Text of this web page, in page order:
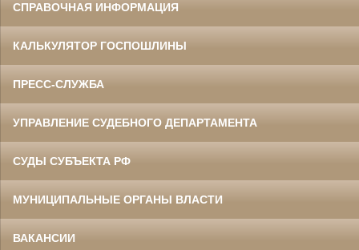
СПРАВОЧНАЯ ИНФОРМАЦИЯ
КАЛЬКУЛЯТОР ГОСПОШЛИНЫ
ПРЕСС-СЛУЖБА
УПРАВЛЕНИЕ СУДЕБНОГО ДЕПАРТАМЕНТА
СУДЫ СУБЪЕКТА РФ
МУНИЦИПАЛЬНЫЕ ОРГАНЫ ВЛАСТИ
ВАКАНСИИ